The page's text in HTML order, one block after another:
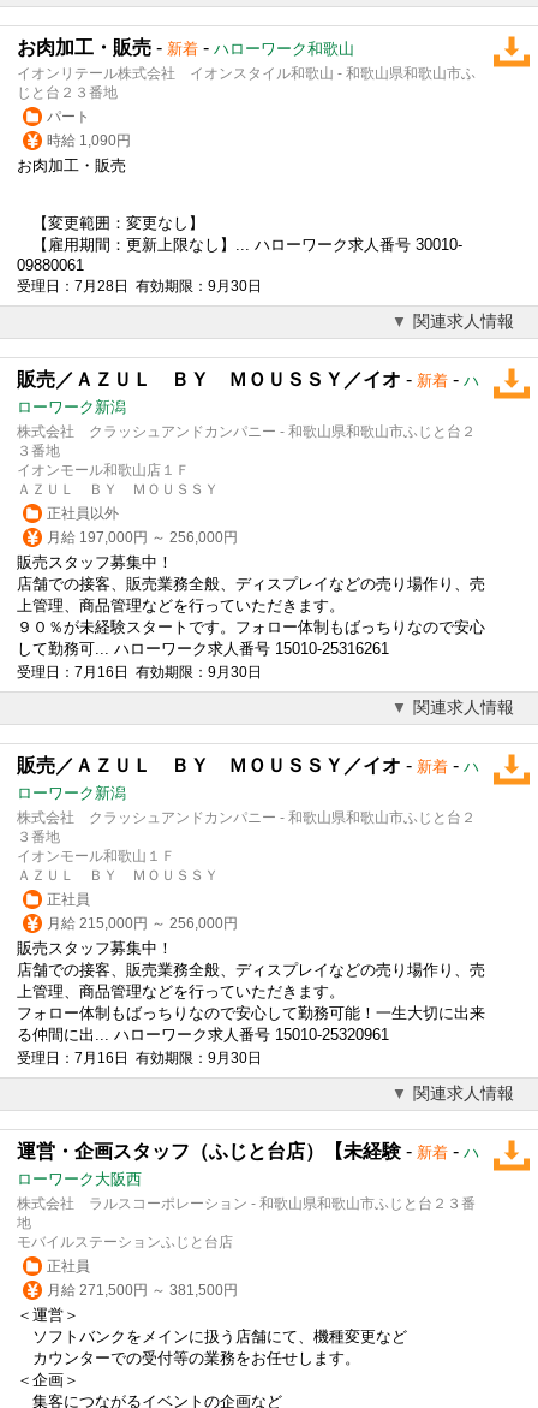
お肉加工・販売 - 新着 - ハローワーク和歌山
イオンリテール株式会社 イオンスタイル和歌山 - 和歌山県和歌山市ふ
じと台２３番地
パート
時給 1,090円
お肉加工・販売
【変更範囲：変更なし】
【雇用期間：更新上限なし】... ハローワーク求人番号 30010-
09880061
受理日：7月28日 有効期限：9月30日
関連求人情報
販売／ＡＺＵＬ ＢＹ ＭＯＵＳＳＹ／イオ - 新着 - ハ
ローワーク新潟
株式会社 クラッシュアンドカンパニー - 和歌山県和歌山市ふじと台２
３番地
イオンモール和歌山店１Ｆ
ＡＺＵＬ ＢＹ ＭＯＵＳＳＹ
正社員以外
月給 197,000円 ～ 256,000円
販売スタッフ募集中！
店舗での接客、販売業務全般、ディスプレイなどの売り場作り、売
上管理、商品管理などを行っていただきます。
９０％が未経験スタートです。フォロー体制もばっちりなので安心
して勤務可... ハローワーク求人番号 15010-25316261
受理日：7月16日 有効期限：9月30日
関連求人情報
販売／ＡＺＵＬ ＢＹ ＭＯＵＳＳＹ／イオ - 新着 - ハ
ローワーク新潟
株式会社 クラッシュアンドカンパニー - 和歌山県和歌山市ふじと台２
３番地
イオンモール和歌山１Ｆ
ＡＺＵＬ ＢＹ ＭＯＵＳＳＹ
正社員
月給 215,000円 ～ 256,000円
販売スタッフ募集中！
店舗での接客、販売業務全般、ディスプレイなどの売り場作り、売
上管理、商品管理などを行っていただきます。
フォロー体制もばっちりなので安心して勤務可能！一生大切に出来
る仲間に出... ハローワーク求人番号 15010-25320961
受理日：7月16日 有効期限：9月30日
関連求人情報
運営・企画スタッフ（ふじと台店）【未経験- 新着 - ハ
ローワーク大阪西
株式会社 ラルスコーポレーション - 和歌山県和歌山市ふじと台２３番
地
モバイルステーションふじと台店
正社員
月給 271,500円 ～ 381,500円
＜運営＞
ソフトバンクをメインに扱う店舗にて、機種変更など
カウンターでの受付等の業務をお任せします。
＜企画＞
集客につながるイベントの企画など